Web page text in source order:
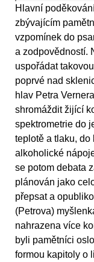
Hlavní
zbývajícím
vzpomínek do
a zodpovědností.
uspořádat
poprvé nad
hlav Petra
shromáždit žijící
spektrometrie do
teplotě a tlaku, do
alkoholické
se potom debata
plánován jako
přepsat a
(Petrova)
nahrazena více
byli pamětníci
formou kapitoly o